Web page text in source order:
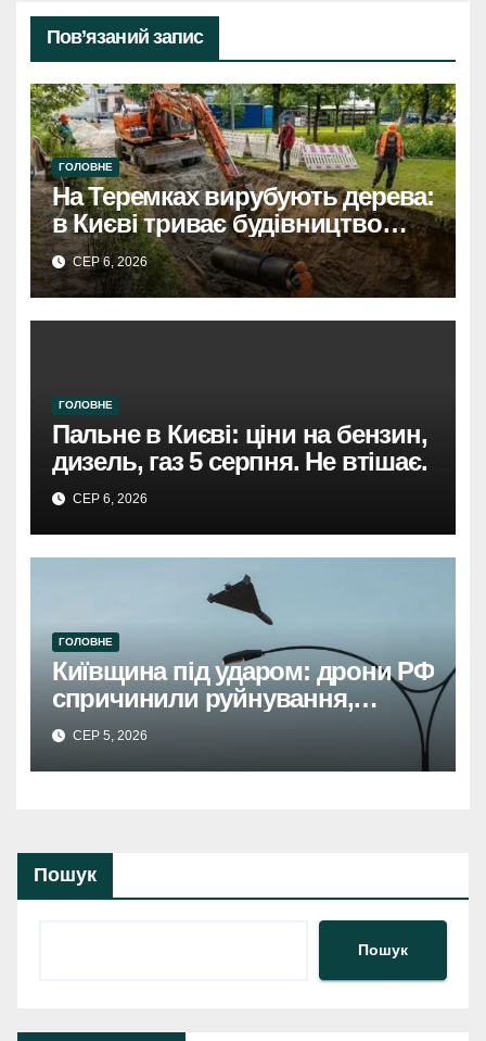
Пов’язаний запис
ГОЛОВНЕ
На Теремках вирубують дерева:
в Києві триває будівництво
теплотраси
СЕР 6, 2026
ГОЛОВНЕ
Пальне в Києві: ціни на бензин,
дизель, газ 5 серпня. Не втішає.
СЕР 6, 2026
ГОЛОВНЕ
Київщина під ударом: дрони РФ
спричинили руйнування,
травмовано жінку.
СЕР 5, 2026
Пошук
Пошук